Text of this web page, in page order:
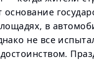
в
не все